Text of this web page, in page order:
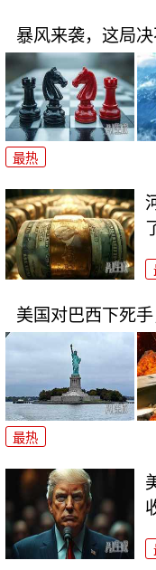
暴风来袭，这局
最热
美国对巴西下死
最热